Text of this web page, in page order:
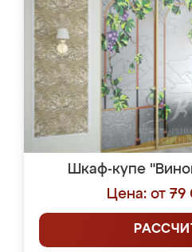
Шкаф-купе
Цена: от 79